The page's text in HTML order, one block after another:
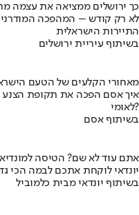
כך ירושלים ממציאה את עצמה
לא רק קודש – המהפכה
התיירות הישראלית
בשיתוף עיריית ירושלים
מאחורי הקלעים של הטעם
לאומי?
בשיתוף אסם
אתם עוד לא שם? הטיסה
יונדאי לוקחת אתכם לבמה הכי
בשיתוף יונדאי מבית כלמוביל